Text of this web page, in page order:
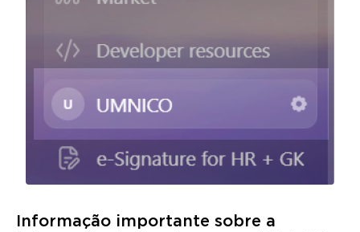
Informação importante sobre a